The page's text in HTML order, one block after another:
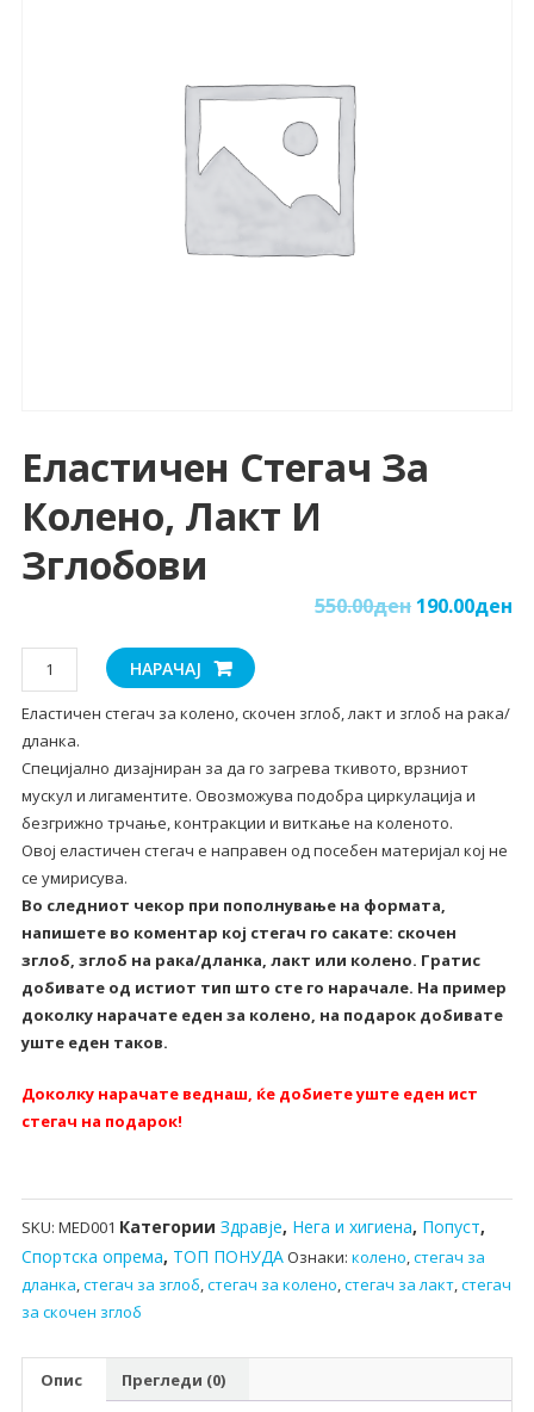
Еластичен Стегач За
Колено, Лакт И
Зглобови
550.00ден190.00ден
Еластичен
стегач
за
колено,
лакт
и
зглобови
количина
НАРАЧАЈ
Еластичен стегач за колено, скочен зглоб, лакт и зглоб на рака/
дланка.
Специјално дизајниран за да го загрева ткивото, врзниот
мускул и лигаментите. Овозможува подобра циркулација и
безгрижно трчање, контракции и виткање на коленото.
Овој еластичен стегач е направен од посебен материјал кој не
се умирисува.
Во следниот чекор при пополнување на формата,
напишете во коментар кој стегач го сакате: скочен
зглоб, зглоб на рака/дланка, лакт или колено. Гратис
добивате од истиот тип што сте го нарачале. На пример
доколку нарачате еден за колено, на подарок добивате
уште еден таков.
Доколку нарачате веднаш, ќе добиете уште еден ист
стегач на подарок!
SKU: MED001 Категории Здравје, Нега и хигиена, Попуст,
Спортска опрема, ТОП ПОНУДАОзнаки: колено,стегач за
дланка,стегач за зглоб,стегач за колено,стегач за лакт,стегач
за скочен зглоб
Опис Прегледи (0)